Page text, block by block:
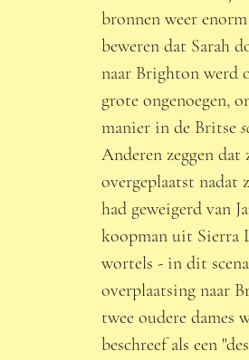
bronnen weer
beweren dat Sarah
naar Brighton werd
grote ongenoegen,
manier in de Britse
Anderen zeggen dat
overgeplaatst nadat
had geweigerd van
koopman uit Sierra
wortels - in dit
overplaatsing naar
twee oudere dames
beschreef als een